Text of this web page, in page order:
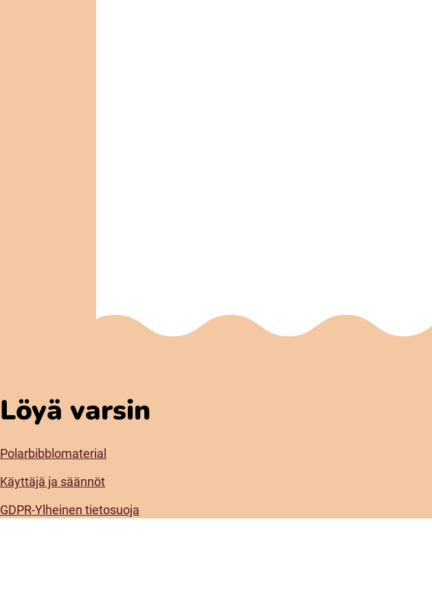
Löyä varsin
Polarbibblomaterial
Käyttäjä ja säännöt
GDPR-Ylheinen tietosuoja